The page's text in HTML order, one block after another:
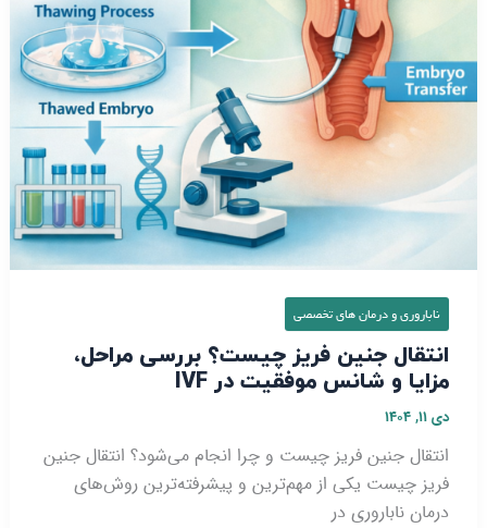
ناباروری و درمان‌ های تخصصی
انتقال جنین فریز چیست؟ بررسی مراحل،
مزایا و شانس موفقیت در IVF
دی ۱۱, ۱۴۰۴
انتقال جنین فریز چیست و چرا انجام می‌شود؟ انتقال جنین
فریز چیست یکی از مهم‌ترین و پیشرفته‌ترین روش‌های
درمان ناباروری در
شانس
موفقیت
در